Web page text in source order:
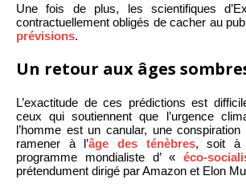
Une fois de plus, les scientifiques
contractuellement obligés de cacher au
prévisions.
Un retour aux âges
L’exactitude de ces prédictions est
ceux qui soutiennent que l’urgence
l’homme est un canular, une
ramener à l’âge des ténèbres, soit à
programme mondialiste d’ « éco-
prétendument dirigé par Amazon et Elon